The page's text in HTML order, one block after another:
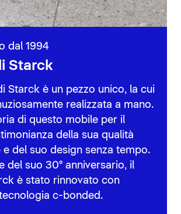
dal 1994
Starck
Starck è un pezzo unico, la cui
realizzata a mano.
di questo mobile per il
della sua qualità
e del suo design senza tempo.
del suo 30° anniversario, il
è stato rinnovato con
c-bonded.